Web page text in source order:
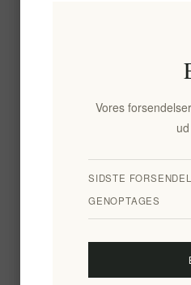
Vores
SIDSTE
GENOPTAGES